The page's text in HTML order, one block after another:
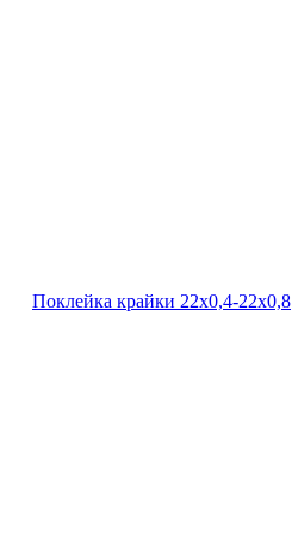
Поклейка крайки 22х0,4-22х0,8